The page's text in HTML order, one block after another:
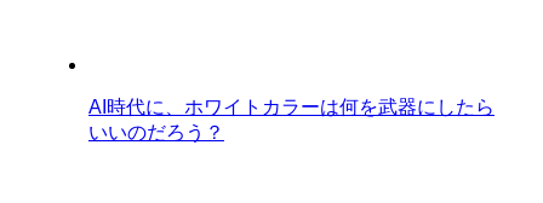
AI時代に、ホワイトカラーは何を武器にしたら
いいのだろう？